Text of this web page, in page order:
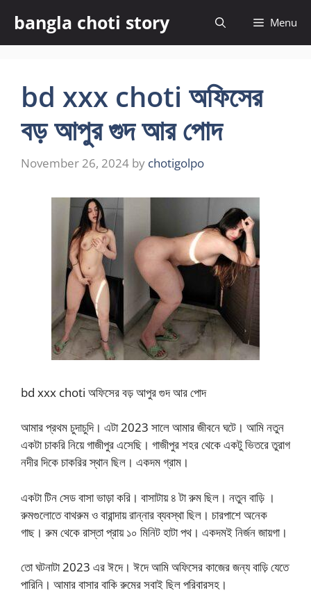
content
bangla choti story Menu
bd xxx choti অফিসের
বড় আপুর গুদ আর পোদ
November 26, 2024 by chotigolpo
bd xxx choti অফিসের বড় আপুর গুদ আর পোদ
আমার প্রথম চুদাচুদি। এটা 2023 সালে আমার জীবনে ঘটে। আমি নতুন
একটা চাকরি নিয়ে গাজীপুর এসেছি। গাজীপুর শহর থেকে একটু ভিতরে তুরাগ
নদীর দিকে চাকরির স্থান ছিল। একদম গ্রাম।
একটা টিন সেড বাসা ভাড়া করি। বাসাটায় ৪ টা রুম ছিল। নতুন বাড়ি ।
রুমগুলোতে বাথরুম ও বারান্দায় রান্নার ব্যবস্থা ছিল। চারপাশে অনেক
গাছ। রুম থেকে রাস্তা প্রায় ১০ মিনিট হাটা পথ। একদমই নির্জন জায়গা।
তো ঘটনাটা 2023 এর ঈদে। ঈদে আমি অফিসের কাজের জন্য বাড়ি যেতে
পারিনি। আমার বাসার বাকি রুমের সবাই ছিল পরিবারসহ।